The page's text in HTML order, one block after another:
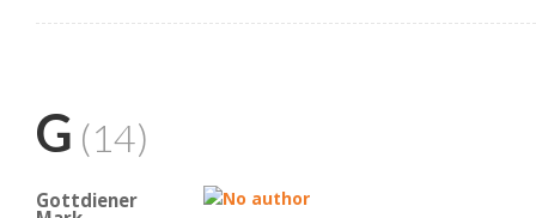
G (14)
Gottdiener